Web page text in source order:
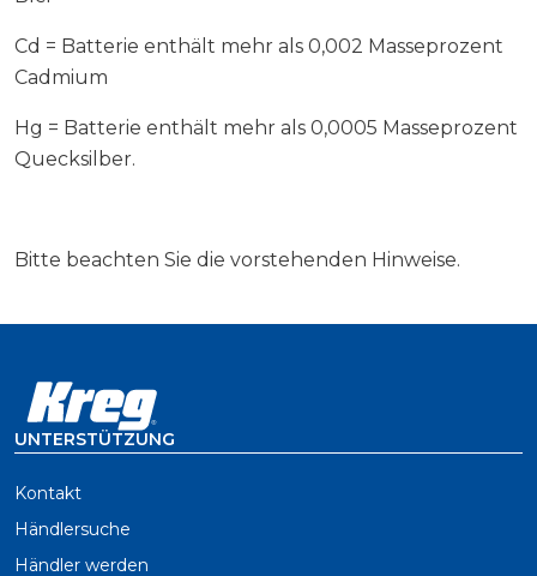
Cd = Batterie enthält mehr als 0,002 Masseprozent
Cadmium
Hg = Batterie enthält mehr als 0,0005 Masseprozent
Quecksilber.
Bitte beachten Sie die vorstehenden Hinweise.
UNTERSTÜTZUNG
Kontakt
Händlersuche
Händler werden